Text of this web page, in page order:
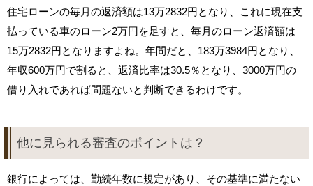
住宅ローンの毎月の返済額は13万2832円となり、これに現在支
払っている車のローン2万円を足すと、毎月のローン返済額は
15万2832円となりますよね。年間だと、183万3984円となり、
年収600万円で割ると、返済比率は30.5％となり、3000万円の
借り入れであれば問題ないと判断できるわけです。
他に見られる審査のポイントは？
銀行によっては、勤続年数に規定があり、その基準に満たない